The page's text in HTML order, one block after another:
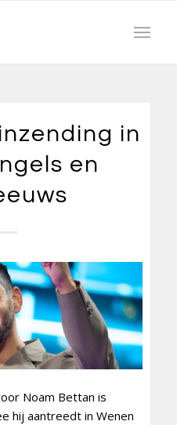
in
en
Noam Bettan is
hij aantreedt in Wenen